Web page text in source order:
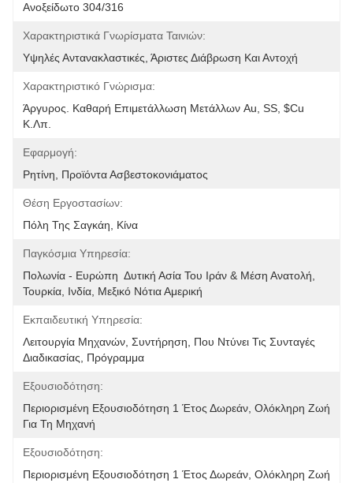
Ανοξείδωτο 304/316
Χαρακτηριστικά Γνωρίσματα Ταινιών:
Υψηλές Αντανακλαστικές, Άριστες Διάβρωση Και Αντοχή
Χαρακτηριστικό Γνώρισμα:
Άργυρος. Καθαρή Επιμετάλλωση Μετάλλων Au, SS, $cu
Κ.λπ.
Εφαρμογή:
Ρητίνη, Προϊόντα Ασβεστοκονιάματος
Θέση Εργοστασίων:
Πόλη Της Σαγκάη, Κίνα
Παγκόσμια Υπηρεσία:
Πολωνία - Ευρώπη  Δυτική Ασία Του Ιράν & Μέση Ανατολή,
Τουρκία, Ινδία, Μεξικό Νότια Αμερική
Εκπαιδευτική Υπηρεσία:
Λειτουργία Μηχανών, Συντήρηση, Που Ντύνει Τις Συνταγές
Διαδικασίας, Πρόγραμμα
Εξουσιοδότηση:
Περιορισμένη Εξουσιοδότηση 1 Έτος Δωρεάν, Ολόκληρη Ζωή
Για Τη Μηχανή
Εξουσιοδότηση:
Περιορισμένη Εξουσιοδότηση 1 Έτος Δωρεάν, Ολόκληρη Ζωή